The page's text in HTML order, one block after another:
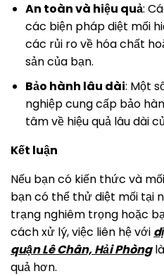
An toàn và hiệu quả:
các biện pháp diệt mối
các rủi ro về hóa chất
sản của bạn.
Bảo hành lâu dài: Một
nghiệp cung cấp bảo
tâm về hiệu quả lâu dài
Kết luận
Nếu bạn có kiến thức và
bạn có thể thử diệt mối tại
trạng nghiêm trọng hoặc
cách xử lý, việc liên hệ với
quận Lê Chân, Hải Phòng
quả hơn.